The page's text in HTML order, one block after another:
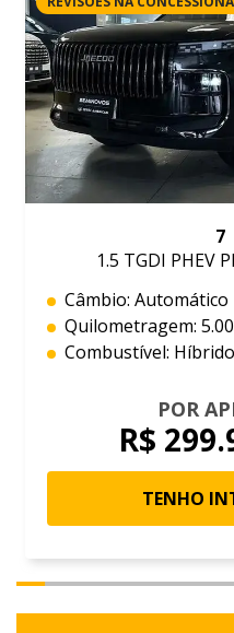
7
1.5 TGDI PHEV
Câmbio: Automático
Quilometragem:
Combustível: Híbrido
POR
R$
TENHO